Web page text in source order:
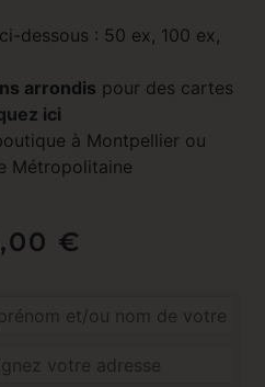
ci-dessous : 50 ex, 100 ex,
arrondis pour des cartes
ici
à Montpellier ou
Métropolitaine
€